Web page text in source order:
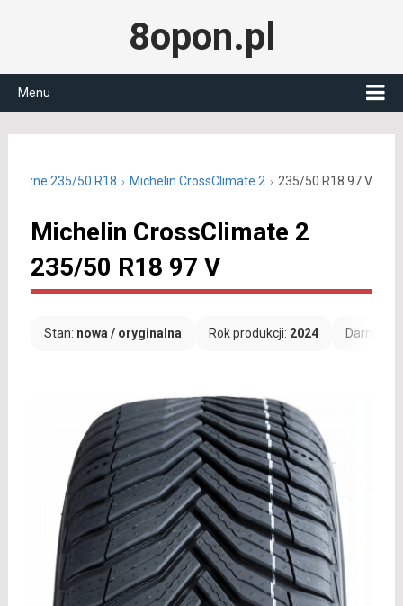
8opon.pl
Menu
235/50 R18 Michelin CrossClimate 2 235/50 R18 97 V
Michelin CrossClimate 2
235/50 R18 97 V
Stan: nowa / oryginalna Rok produkcji: 2024